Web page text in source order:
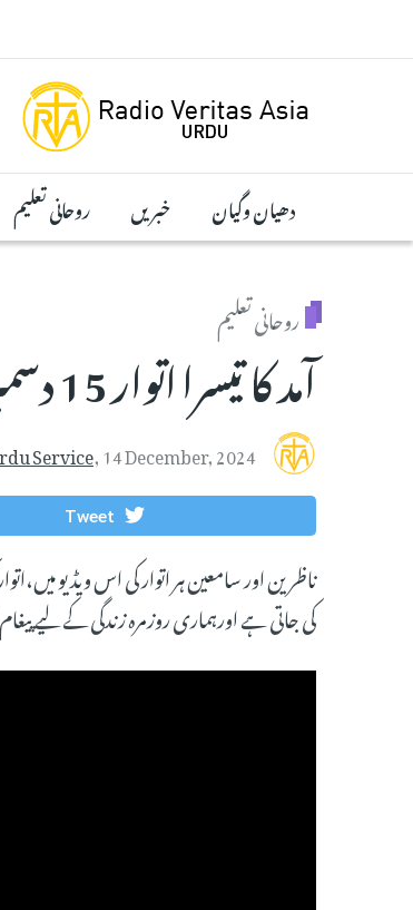
دھیان وگیان خبریں روحانی تعلیم
روحانی تعلیم
آمد کا تیسرا اتوار 15 دسمبر، 2024
Service,14 December, 2024
Tweet
ناظرین اور سامعین ہر اتوار کی اس ویڈیو
کی جاتی ہے اورہماری روزمرہ زندگی کے لیے